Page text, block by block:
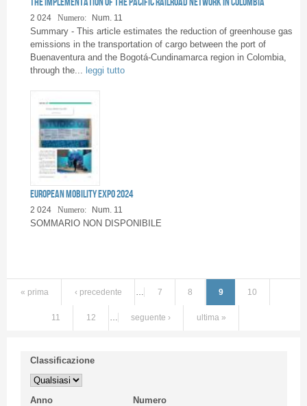
2 024 Numero: Num. 11
Summary - This article estimates the reduction of greenhouse gas
emissions in the transportation of cargo between the port of
Buenaventura and the Bogotá-Cundinamarca region in Colombia,
through the...
leggi tutto
European Mobility Expo 2024
2 024 Numero: Num. 11
SOMMARIO NON DISPONIBILE
« prima ‹ precedente 7 8 9 10
11 12 … seguente › ultima »
Classificazione
Anno Numero